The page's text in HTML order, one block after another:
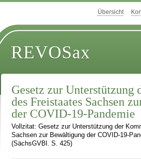
Übersicht
REVOSax
Gesetz zur Unterstützung
des Freistaates Sachsen
der COVID-19-Pandemie
Vollzitat: Gesetz zur Unterstützung der
Sachsen zur Bewältigung der COVID-19-
(SächsGVBl. S. 425)